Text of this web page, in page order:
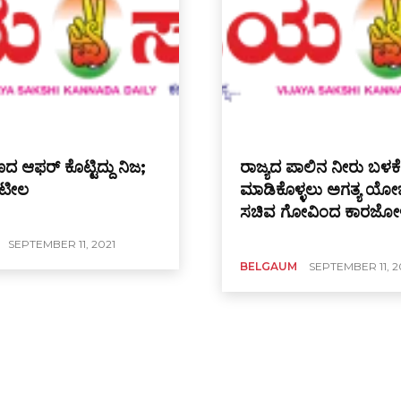
ಆಫರ್ ಕೊಟ್ಟಿದ್ದು ನಿಜ;
SEPTEMBER 11, 2021
ರಾಜ್ಯದ ಪಾಲಿನ ನೀರು ಬಳಕೆ‌
ಮಾಡಿಕೊಳ್ಳಲು ಅಗತ್ಯ
ಸಚಿವ ಗೋವಿಂದ
BELGAUM SEPTEMBER 11,